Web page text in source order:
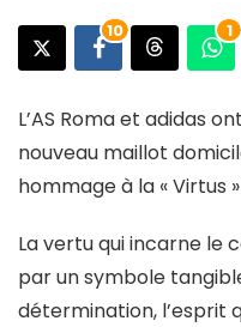
10 1
L’AS Roma et adidas
nouveau maillot
hommage à la « Virtus
La vertu qui incarne le
par un symbole
détermination, l’esprit